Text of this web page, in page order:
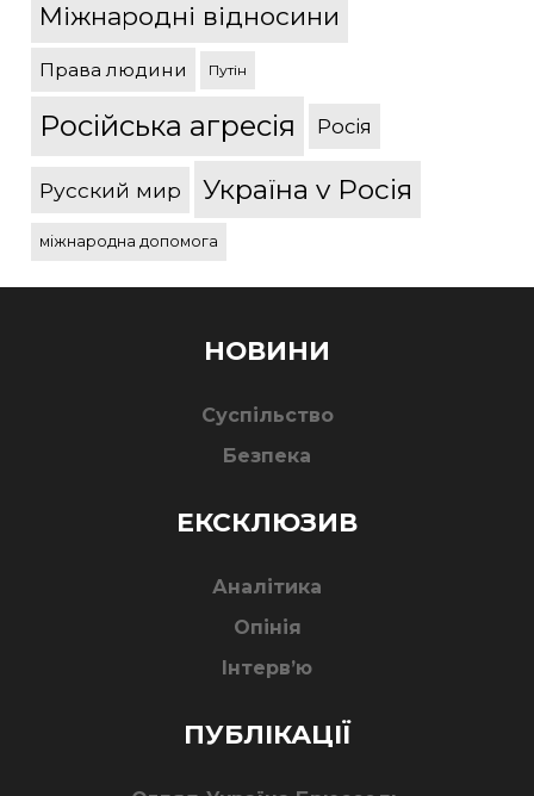
Міжнародні відносини
Права людини Путін
Російська агресія Росія
Русский мир Україна v Росія
міжнародна допомога
НОВИНИ
Суспільство
Безпека
ЕКСКЛЮЗИВ
Аналітика
Опінія
Інтерв’ю
ПУБЛІКАЦІЇ